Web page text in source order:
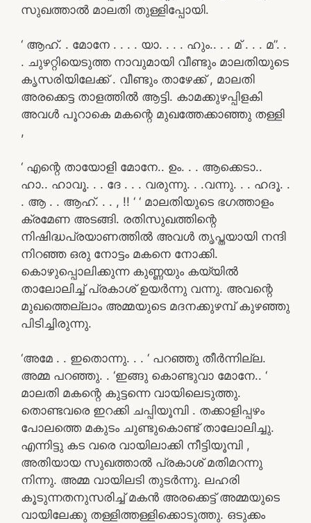
സുഖത്താൽ മാലതി തുള്ളിപ്പോയി.
‘ ആഹ്. . മോനേ . . . . യാ. . . . ഹും.. . . മ് . . . മ”. .
. ചുഴറ്റിയെടുത്ത നാവുമായി വീണ്ടും മാലതിയുടെ
കൃസരിയിലേക്ക് . വീണ്ടും താഴേക്ക് , മാലതി
അരക്കെട്ട താളത്തിൽ ആട്ടി. കാമക്കുഴപ്പിളകി
അവൾ പൂറാകെ മകന്റെ മുഖത്തേക്കാഞ്ഞു തള്ളി
,
‘ എന്റെ തായോളി മോനേ.. ഉം. . . ആക്കെടാ..
ഹാ.. ഹാവൂ. . . ദേ . . . വരുന്നു. . .വന്നു. . . ഹദൂ. .
. ആ . . ആഹ്. . . , !! ‘ ‘ മാലതിയുടെ ഭഗത്താളം
ക്രമേണ അടങ്ങി. രതിസുഖത്തിന്റെ
നിഷിദ്ധപ്രയാണത്തിൽ അവൾ തൃപ്തയായി നന്ദി
നിറഞ്ഞ ഒരു നോട്ടം മകനെ നോക്കി.
കൊഴുപ്പൊലിക്കുന്ന കുണ്ണയും കയ്യിൽ
താലോലിച്ച് പ്രകാശ് ഉയർന്നു വന്നു. അവന്റെ
മുഖത്തെല്ലാം അമ്മയുടെ മദനക്കുഴമ്പ് കുഴഞ്ഞു
പിടിച്ചിരുന്നു.
‘അമേ . . ഇതൊന്നു. . . ‘ പറഞ്ഞു തീർന്നില്ല.
അമ്മ പറഞ്ഞു. . ‘ഇങ്ങു കൊണ്ടുവാ മോനേ.. ‘
മാലതി മകന്റെ കുട്ടന്നെ വായിലെടുത്തു.
തൊണ്ടവരെ ഇറക്കി ചപ്പിയൂമ്പി . തക്കാളിപ്പഴം
പോലത്തെ മകുടം ചുണ്ടുകൊണ്ട് താലോലിച്ചു.
എന്നിട്ടു കട വരെ വായിലാക്കി നീട്ടിയൂമ്പി ,
അതിയായ സുഖത്താൽ പ്രകാശ് മതിമറന്നു
നിന്നു. അമ്മ വായിലടി തുടർന്നു. ലഹരി
കൂടുന്നതനുസരിച്ച് മകൻ അരക്കെട്ട് അമ്മയുടെ
വായിലേക്കു തള്ളിത്തള്ളിക്കൊടുത്തു. ഒടുക്കം